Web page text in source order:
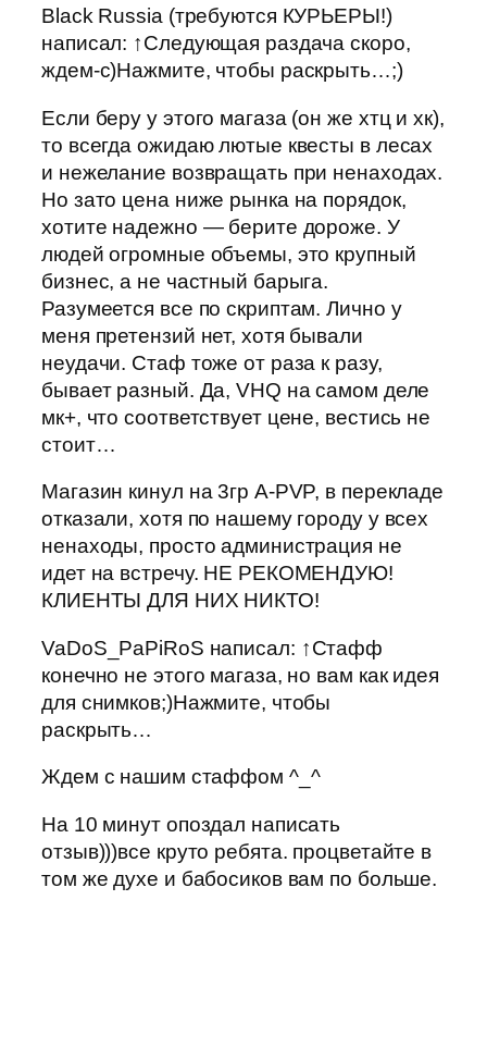
Black Russia (требуются КУРЬЕРЫ!)
написал: ↑Следующая раздача скоро,
ждем-с)Нажмите, чтобы раскрыть…;)
Если беру у этого магаза (он же хтц и хк),
то всегда ожидаю лютые квесты в лесах
и нежелание возвращать при ненаходах.
Но зато цена ниже рынка на порядок,
хотите надежно — берите дороже. У
людей огромные объемы, это крупный
бизнес, а не частный барыга.
Разумеется все по скриптам. Лично у
меня претензий нет, хотя бывали
неудачи. Стаф тоже от раза к разу,
бывает разный. Да, VHQ на самом деле
мк+, что соответствует цене, вестись не
стоит…
Магазин кинул на 3гр A-PVP, в перекладе
отказали, хотя по нашему городу у всех
ненаходы, просто администрация не
идет на встречу. НЕ РЕКОМЕНДУЮ!
КЛИЕНТЫ ДЛЯ НИХ НИКТО!
VaDoS_PaPiRoS написал: ↑Стафф
конечно не этого магаза, но вам как идея
для снимков;)Нажмите, чтобы
раскрыть…
Ждем с нашим стаффом ^_^
На 10 минут опоздал написать
отзыв)))все круто ребята. процветайте в
том же духе и бабосиков вам по больше.